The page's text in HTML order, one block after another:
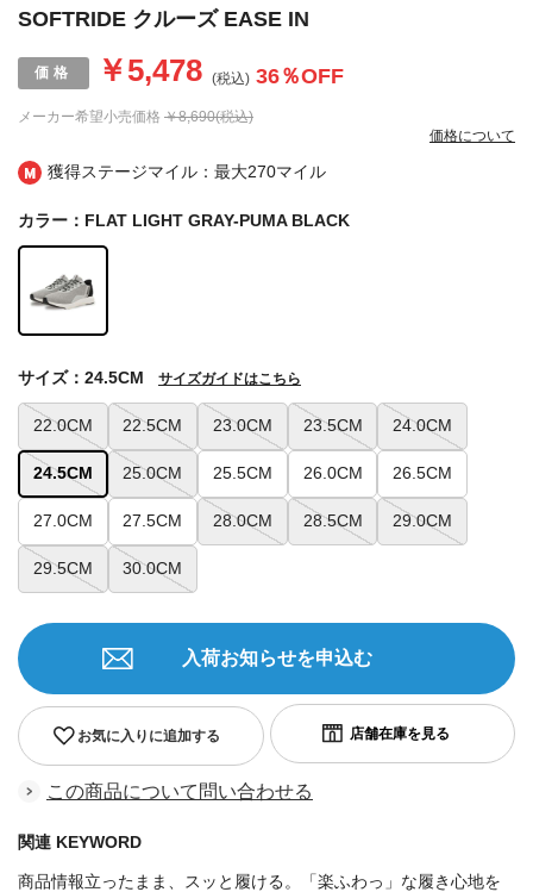
獲得ステージマイル：最大270マイル
SOFTRIDE クルーズ EASE IN
メーカー希望小売価格 ￥8,690(税込)
￥5,478 (税込) 36％OFF
価格について
カラー：FLAT LIGHT GRAY-PUMA BLACK
22.0CM 22.5CM 23.0CM 23.5CM 24.0CM
24.5CM 25.0CM 25.5CM 26.0CM 26.5CM
27.0CM 27.5CM 28.0CM 28.5CM 29.0CM
29.5CM 30.0CM
サイズ：24.5CM サイズガイドはこちら
お気に入りに追加する
入荷お知らせを申込む
この商品について問い合わせる
関連 KEYWORD
商品情報立ったまま、スッと履ける。「楽ふわっ」な履き心地を